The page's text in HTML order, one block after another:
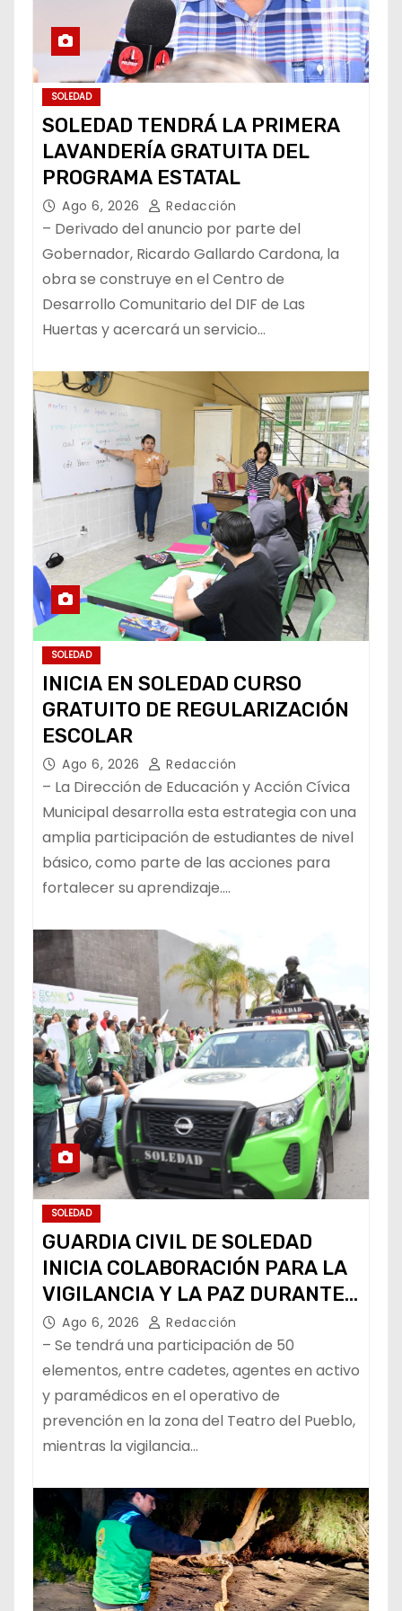
SOLEDAD
SOLEDAD TENDRÁ LA PRIMERA
LAVANDERÍA GRATUITA DEL
PROGRAMA ESTATAL
Ago 6, 2026 Redacción
– Derivado del anuncio por parte del
Gobernador, Ricardo Gallardo Cardona, la
obra se construye en el Centro de
Desarrollo Comunitario del DIF de Las
Huertas y acercará un servicio…
SOLEDAD
INICIA EN SOLEDAD CURSO
GRATUITO DE REGULARIZACIÓN
ESCOLAR
Ago 6, 2026 Redacción
– La Dirección de Educación y Acción Cívica
Municipal desarrolla esta estrategia con una
amplia participación de estudiantes de nivel
básico, como parte de las acciones para
fortalecer su aprendizaje.…
SOLEDAD
GUARDIA CIVIL DE SOLEDAD
INICIA COLABORACIÓN PARA LA
VIGILANCIA Y LA PAZ DURANTE
LA FENAPO
Ago 6, 2026 Redacción
– Se tendrá una participación de 50
elementos, entre cadetes, agentes en activo
y paramédicos en el operativo de
prevención en la zona del Teatro del Pueblo,
mientras la vigilancia…